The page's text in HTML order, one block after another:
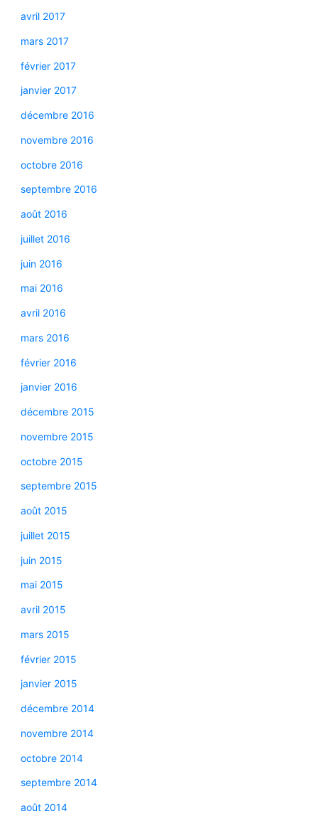
avril 2017
mars 2017
février 2017
janvier 2017
décembre 2016
novembre 2016
octobre 2016
septembre 2016
août 2016
juillet 2016
juin 2016
mai 2016
avril 2016
mars 2016
février 2016
janvier 2016
décembre 2015
novembre 2015
octobre 2015
septembre 2015
août 2015
juillet 2015
juin 2015
mai 2015
avril 2015
mars 2015
février 2015
janvier 2015
décembre 2014
novembre 2014
octobre 2014
septembre 2014
août 2014